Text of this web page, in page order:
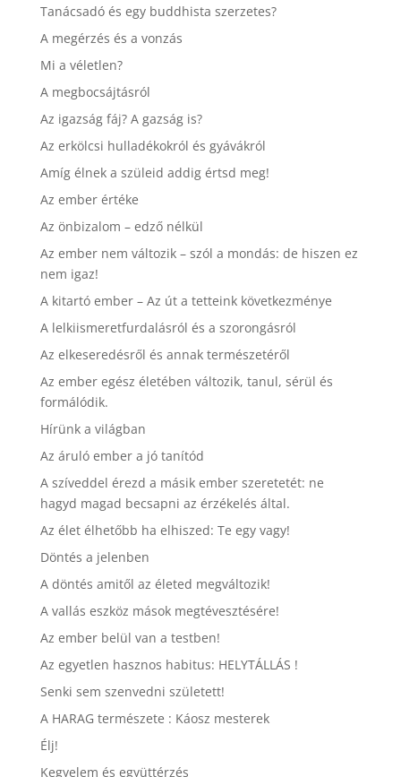
Tanácsadó és egy buddhista szerzetes?
A megérzés és a vonzás
Mi a véletlen?
A megbocsájtásról
Az igazság fáj? A gazság is?
Az erkölcsi hulladékokról és gyávákról
Amíg élnek a szüleid addig értsd meg!
Az ember értéke
Az önbizalom – edző nélkül
Az ember nem változik – szól a mondás: de hiszen ez
nem igaz!
A kitartó ember – Az út a tetteink következménye
A lelkiismeretfurdalásról és a szorongásról
Az elkeseredésről és annak természetéről
Az ember egész életében változik, tanul, sérül és
formálódik.
Hírünk a világban
Az áruló ember a jó tanítód
A szíveddel érezd a másik ember szeretetét: ne
hagyd magad becsapni az érzékelés által.
Az élet élhetőbb ha elhiszed: Te egy vagy!
Döntés a jelenben
A döntés amitől az életed megváltozik!
A vallás eszköz mások megtévesztésére!
Az ember belül van a testben!
Az egyetlen hasznos habitus: HELYTÁLLÁS !
Senki sem szenvedni született!
A HARAG természete : Káosz mesterek
Élj!
Kegyelem és együttérzés